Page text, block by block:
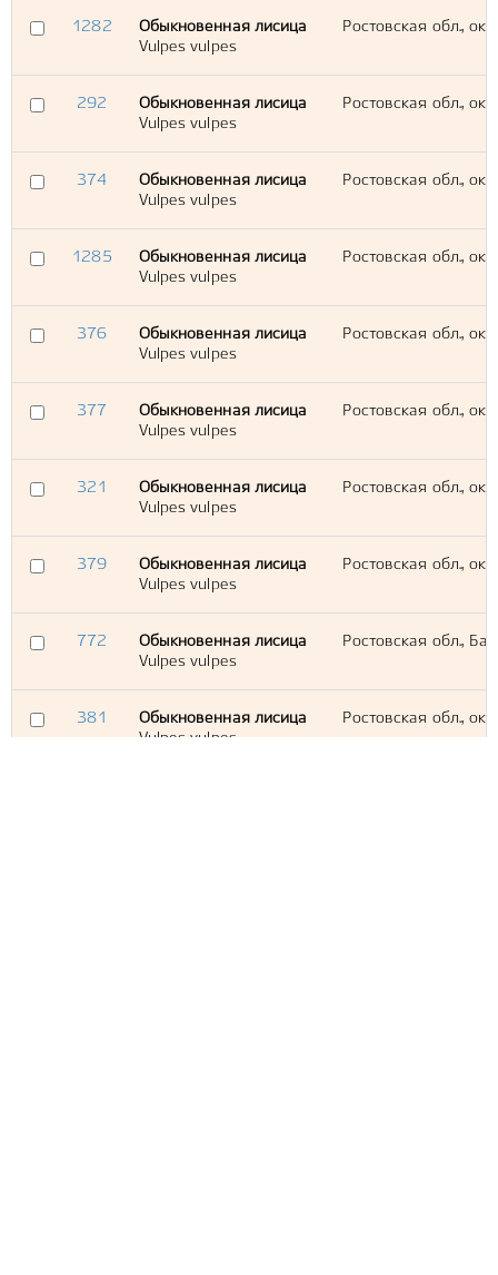
1282
Обыкновенная лисица
Vulpes vulpes
Ростовская обл.,
292
Обыкновенная лисица
Vulpes vulpes
Ростовская обл.,
374
Обыкновенная лисица
Vulpes vulpes
Ростовская обл.,
1285
Обыкновенная лисица
Vulpes vulpes
Ростовская обл.,
376
Обыкновенная лисица
Vulpes vulpes
Ростовская обл.,
377
Обыкновенная лисица
Vulpes vulpes
Ростовская обл.,
321
Обыкновенная лисица
Vulpes vulpes
Ростовская обл.,
379
Обыкновенная лисица
Vulpes vulpes
Ростовская обл.,
772
Обыкновенная лисица
Vulpes vulpes
Ростовская обл.,
381
Обыкновенная лисица
Vulpes vulpes
Ростовская обл.,